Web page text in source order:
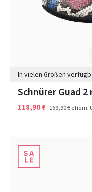
In vielen Größen
Schnürer Guad
118,90 € 169,90 €ehem.